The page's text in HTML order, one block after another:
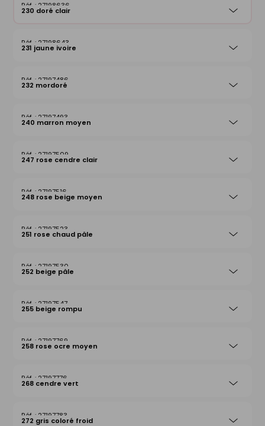
27198636
230 doré clair
27198643
231 jaune ivoire
27197486
232 mordoré
27197493
240 marron moyen
27197509
247 rose cendre clair
27197516
248 rose beige moyen
27197523
251 rose chaud pâle
27197530
252 beige pâle
27197547
255 beige rompu
27197769
258 rose ocre moyen
27197776
268 cendre vert
27197783
272 gris coloré froid